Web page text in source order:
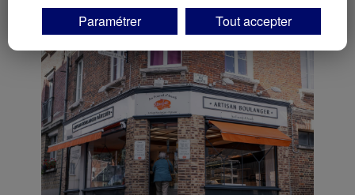
Alimentation particulier
vos centres d'intérêt. Seuls lescookies/traceurs techniquesseront
déposés et lus sur votre terminal.
Vous pouvez exprimer vos choix en cliquant sur "Tout accepter",
"Continuer sans accepter" ou "Paramétrer", et les modifier à tout
moment en cliquant sur le lien "Paramétrez vos choix" situé en bas de
page.
Paramétrer Tout accepter